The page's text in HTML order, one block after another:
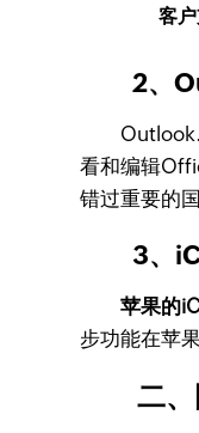
客
2、
看和编辑
错过重要的
3、
苹果的
步功能在苹
二、国